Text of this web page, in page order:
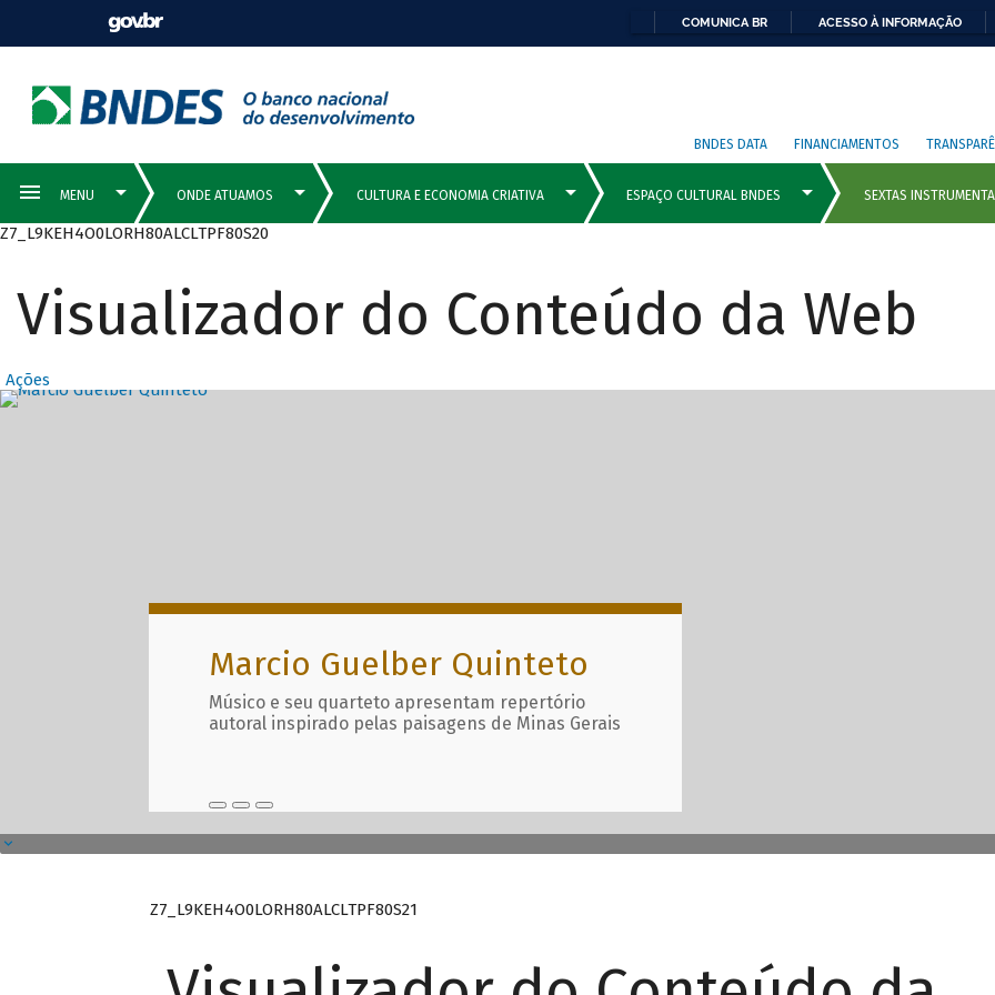
COMUNICA BR ACESSO À INFORMAÇÃO
BNDES DATA FINANCIAMENTOS
Z7_L9KEH4O0LORH80ALCLTPF80S20
Visualizador do Conteúdo da Web
Ações
Destaques Principais com
Marcio Guelber Quinteto
Músico e seu quarteto apresentam repertório
autoral inspirado pelas paisagens de Minas Gerais
Z7_L9KEH4O0LORH80ALCLTPF80S21